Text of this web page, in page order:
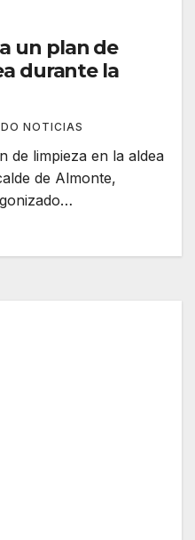
un plan de
durante la
NOTICIAS
de limpieza en la aldea
de Almonte,